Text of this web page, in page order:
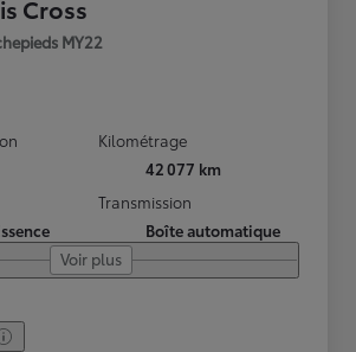
Cross
MY22
Kilométrage
42 077 km
Transmission
Boîte automatique
Voir plus